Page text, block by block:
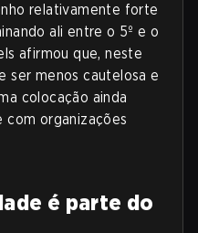
relativamente forte
ali entre o 5º e o
afirmou que, neste
ser menos cautelosa e
colocação ainda
organizações
é parte do